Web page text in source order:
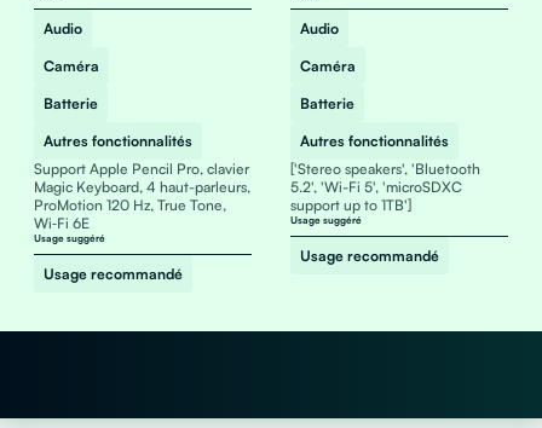
Audio
Caméra
Batterie
Autres fonctionnalités
Support Apple Pencil Pro, clavier
Magic Keyboard, 4 haut-parleurs,
ProMotion 120 Hz, True Tone,
Wi‑Fi 6E
Usage suggéré
Usage recommandé
Audio
Caméra
Batterie
Autres fonctionnalités
['Stereo speakers', 'Bluetooth
5.2', 'Wi-Fi 5', 'microSDXC
support up to 1TB']
Usage suggéré
Usage recommandé